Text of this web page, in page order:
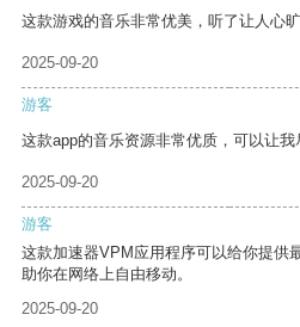
这款游戏的音乐非常优美，听了让人心旷
2025-09-20
游客
这款app的音乐资源非常优质，可以让我
2025-09-20
游客
这款加速器VPM应用程序可以给你提供
助你在网络上自由移动。
2025-09-20